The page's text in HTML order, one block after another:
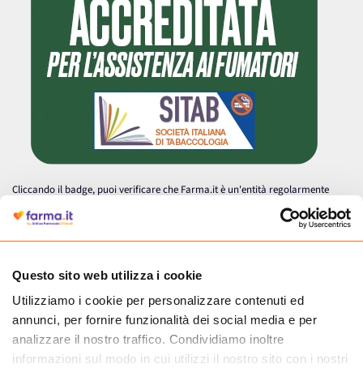
Questo sito web utilizza i cookie
Utilizziamo i cookie per personalizzare contenuti ed
annunci, per fornire funzionalità dei social media e per
analizzare il nostro traffico. Condividiamo inoltre
informazioni sul modo in cui utilizzi il nostro sito con i nostri
Cliccando il badge, puoi verificare che Farma.it è un'entità regolarmente
autorizzata dal Ministero della Salute a effettuare la vendita online di
medicinali.